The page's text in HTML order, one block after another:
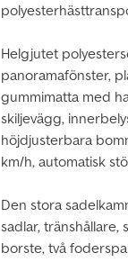
Helgjutet
panoramafönster,
gummimatta med
skiljevägg,
höjdjusterbara
km/h, automatisk
Den stora
sadlar, tränshållare,
borste, två